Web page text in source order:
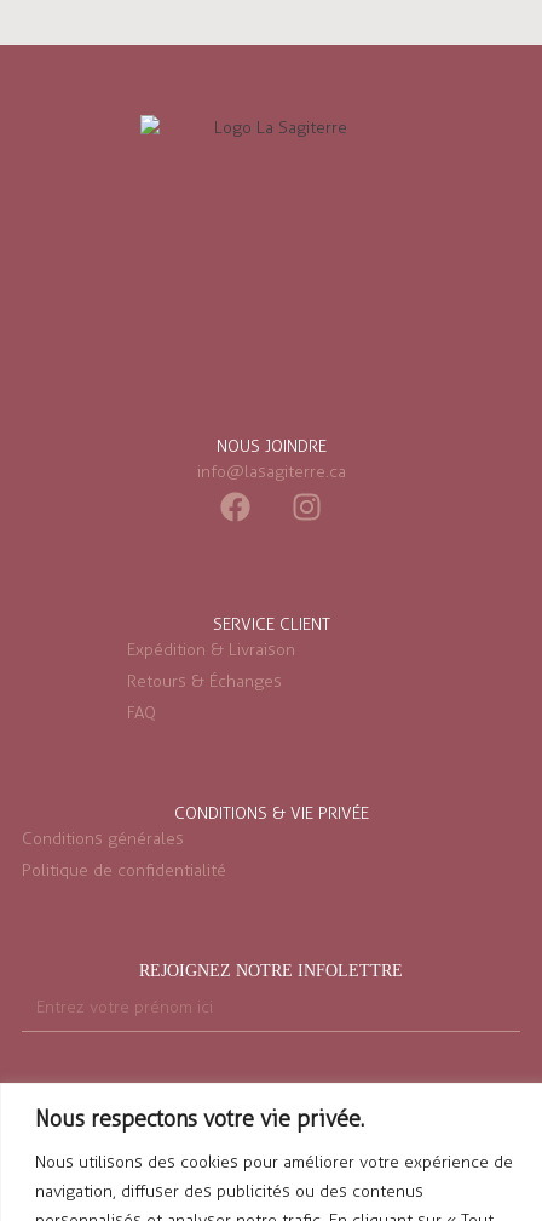
Nous respectons votre vie privée.
Nous utilisons des cookies pour améliorer votre expérience de
navigation, diffuser des publicités ou des contenus
NOUS JOINDRE
info@lasagiterre.ca
SERVICE CLIENT
Expédition & Livraison
Retours & Échanges
FAQ
CONDITIONS & VIE PRIVÉE
Conditions générales
Politique de confidentialité
REJOIGNEZ NOTRE INFOLETTRE